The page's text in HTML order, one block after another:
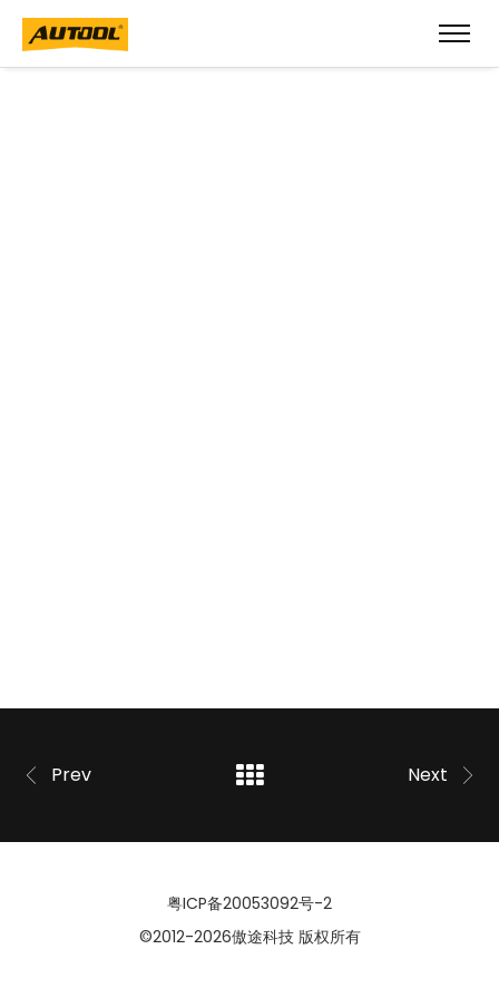
Prev Next
粤ICP备20053092号-2
©2012-2026傲途科技 版权所有